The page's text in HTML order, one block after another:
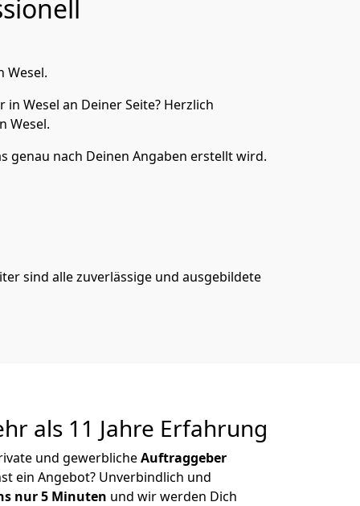
Wesel.
Wesel an Deiner Seite? Herzlich
Wesel.
genau nach Deinen Angaben erstellt wird.
sind alle zuverlässige und ausgebildete
als 11 Jahre Erfahrung
und gewerblicheAuftraggeber
ein Angebot? Unverbindlich und
nur 5 Minuten und wir werden Dich